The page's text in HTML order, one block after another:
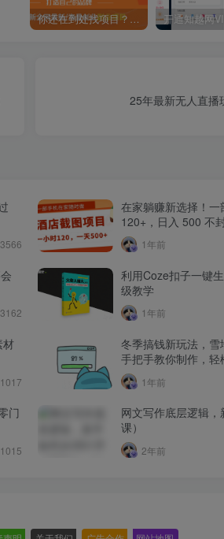
你还在到处找项目？还在当韭菜？我靠卖项目一个月收入5万+，曾经我也是个失败者。
25年最新无人直播
3566
在家躺赚新选择！
120+，日入 500 不
1年前
3162
利用Coze扣子一键
级教学
1年前
材
1017
冬季搞钱新玩法，
手把手教你制作，
1年前
门
1015
网文写作底层逻辑
课）
2年前